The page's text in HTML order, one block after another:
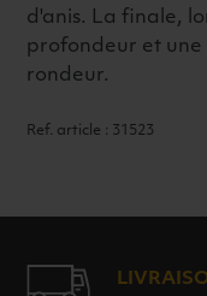
d'anis. La finale,
profondeur et une
rondeur.
Ref. article : 31523